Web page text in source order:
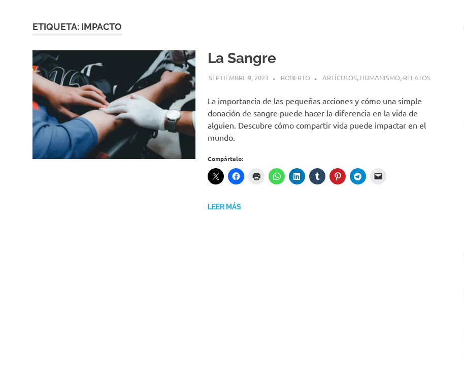
ETIQUETA: IMPACTO
La Sangre
SEPTIEMBRE 9, 2023 ROBERTO ARTÍCULOS, HUMANISMO, RELATOS
La importancia de las pequeñas acciones y cómo una simple
donación de sangre puede hacer la diferencia en la vida de
alguien. Descubre cómo compartir vida puede impactar en el
mundo.
Compártelo:
LEER MÁS